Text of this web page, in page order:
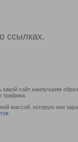
ссылках.
сайт наилучшим
трафика.
массой, которую они